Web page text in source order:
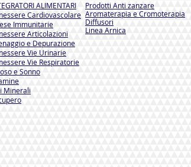
ALIMENTARI
Cardiovascolare
Immunitarie
Articolazioni
e Depurazione
Vie Urinarie
Vie Respiratorie
e Sonno
Minerali
Prodotti Anti zanzare
Aromaterapia e Cromoterapia
Diffusori
Linea Arnica